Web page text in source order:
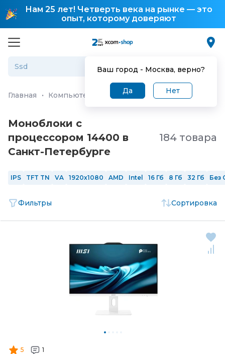
Нам 25 лет! Четверть века на рынке — это
опыт, которому доверяют
Ваш город - Москва, верно?
Да Нет
Главная · Компьютеры и ноутбуки Моноблоки
Моноблоки с
процессором 14400 в
Санкт-Петербургe
184 товара
IPS TFT TN VA 1920x1080 AMD Intel 16 Гб 8 Гб 32 Гб Без
Фильтры Сортировка
5 1